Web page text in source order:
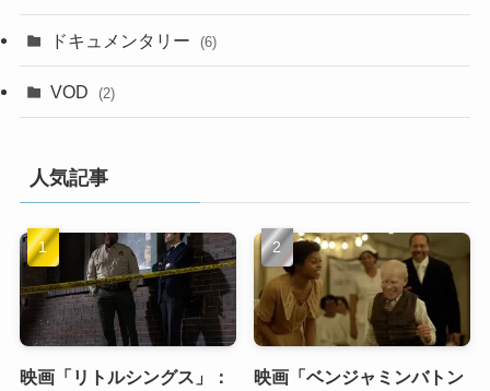
ドキュメンタリー (6)
VOD (2)
人気記事
映画「リトルシングス」：
映画「ベンジャミンバトン